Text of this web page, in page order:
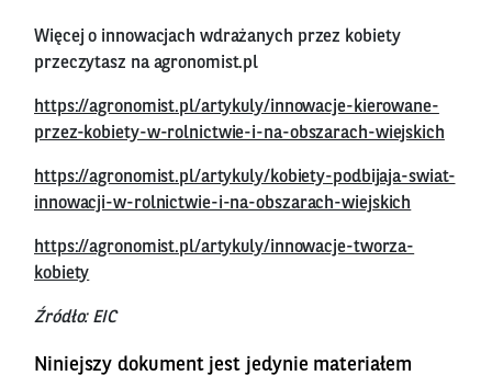
Więcej o innowacjach wdrażanych przez kobiety
przeczytasz na agronomist.pl
https://agronomist.pl/artykuly/innowacje-kierowane-
przez-kobiety-w-rolnictwie-i-na-obszarach-wiejskich
https://agronomist.pl/artykuly/kobiety-podbijaja-swiat-
innowacji-w-rolnictwie-i-na-obszarach-wiejskich
https://agronomist.pl/artykuly/innowacje-tworza-
kobiety
Źródło: EIC
Niniejszy dokument jest jedynie materiałem